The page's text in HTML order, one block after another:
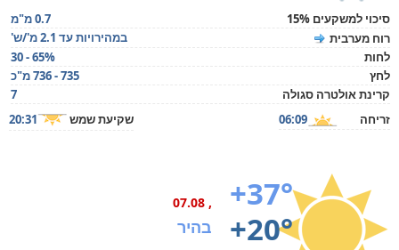
סיכוי למשקעים 15%
0.7 מ"מ
רוח מערבית
במהירויות עד 2.1 מ'/ש'
לחות
30 - 65%
לחץ
735 - 736 מ"כ
קרינת אולטרה סגולה
7
זריחה
06:09 שקיעת שמש 20:31
+37°
+20°
, 07.08
בהיר